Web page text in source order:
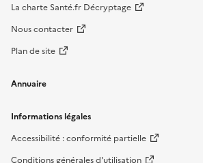
La charte Santé.fr Décryptage
Nous contacter
Plan de site
Annuaire
Informations légales
Accessibilité : conformité partielle
Conditions générales d'utilisation